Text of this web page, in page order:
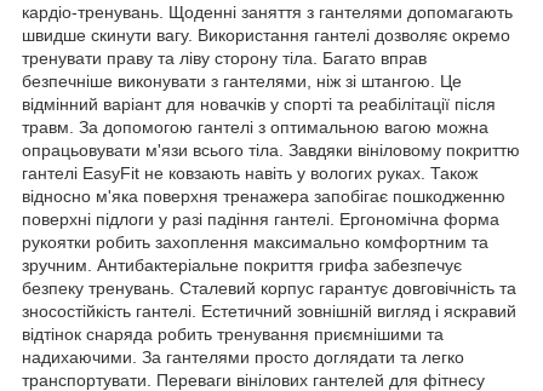
кардіо-тренувань. Щоденні заняття з гантелями допомагають
швидше скинути вагу. Використання гантелі дозволяє окремо
тренувати праву та ліву сторону тіла. Багато вправ
безпечніше виконувати з гантелями, ніж зі штангою. Це
відмінний варіант для новачків у спорті та реабілітації після
травм. За допомогою гантелі з оптимальною вагою можна
опрацьовувати м'язи всього тіла. Завдяки вініловому покриттю
гантелі EasyFit не ковзають навіть у вологих руках. Також
відносно м'яка поверхня тренажера запобігає пошкодженню
поверхні підлоги у разі падіння гантелі. Ергономічна форма
рукоятки робить захоплення максимально комфортним та
зручним. Антибактеріальне покриття грифа забезпечує
безпеку тренувань. Сталевий корпус гарантує довговічність та
зносостійкість гантелі. Естетичний зовнішній вигляд і яскравий
відтінок снаряда робить тренування приємнішими та
надихаючими. За гантелями просто доглядати та легко
транспортувати. Переваги вінілових гантелей для фітнесу